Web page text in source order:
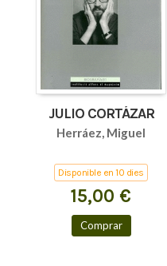
JULIO CORTÁZAR
Herráez, Miguel
Disponible en 10 dies
15,00 €
Comprar